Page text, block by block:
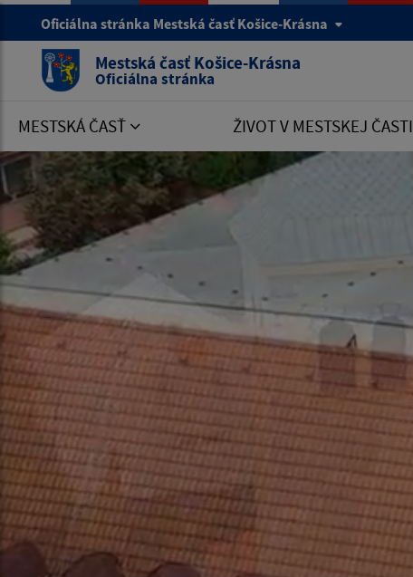
Oficiálna stránka Mestská časť Košice-Krásna
Mestská časť Košice-Krásna
Oficiálna stránka
MESTSKÁ ČASŤ ŽIVOT V MESTSKEJ ČASTI